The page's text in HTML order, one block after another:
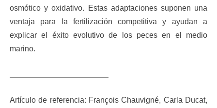
osmótico y oxidativo. Estas adaptaciones suponen una
ventaja para la fertilización competitiva y ayudan a
explicar el éxito evolutivo de los peces en el medio
marino.
Artículo de referencia: François Chauvigné, Carla Ducat,